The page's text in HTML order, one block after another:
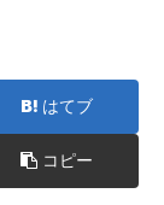
はてブ
コピー